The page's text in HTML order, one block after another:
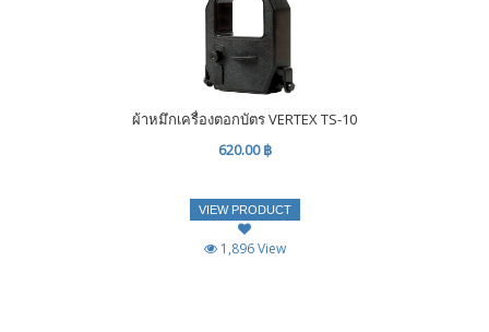
ผ้าหมึกเครื่องตอกบัตร VERTEX TS-10
620.00 ฿
VIEW PRODUCT
1,896 View